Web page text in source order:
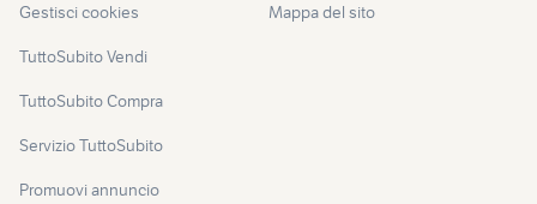
Gestisci cookies
TuttoSubito Vendi
TuttoSubito Compra
Servizio TuttoSubito
Promuovi annuncio
Mappa del sito